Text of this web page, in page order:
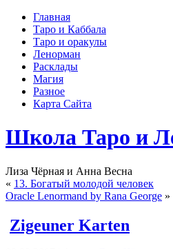
Главная
Таро и Каббала
Таро и оракулы
Ленорман
Расклады
Магия
Разное
Карта Сайта
Школа Таро и
Лиза Чёрная и Анна Весна
« 13. Богатый молодой человек
Oracle Lenormand by Rana George »
Zigeuner Karten